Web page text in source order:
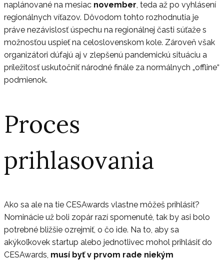
naplánované na mesiac november, teda až po vyhlásení
regionálnych víťazov. Dôvodom tohto rozhodnutia je
práve nezávislosť úspechu na regionálnej časti súťaže s
možnosťou uspieť na celoslovenskom kole. Zároveň však
organizátori dúfajú aj v zlepšenú pandemickú situáciu a
príležitosť uskutočniť národné finále za normálnych „offline“
podmienok.
Proces
prihlasovania
Ako sa ale na tie CESAwards vlastne môžeš prihlásiť?
Nominácie už boli zopár razí spomenuté, tak by asi bolo
potrebné bližšie ozrejmiť, o čo ide. Na to, aby sa
akýkoľkovek startup alebo jednotlivec mohol prihlásiť do
CESAwards, musí byť v prvom rade niekým